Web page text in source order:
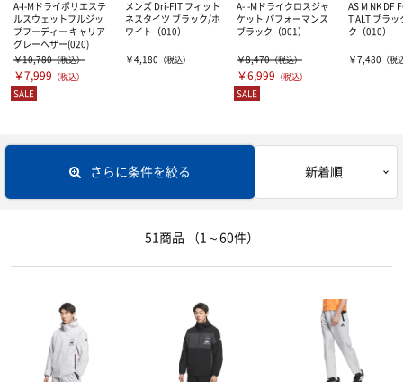
オフピッチシューズ・サンダル
ジュニアスパイク
海外クラブチーム
オフィシャルマーキング
ポロシャツ
プラクティスパンツ
ショートソックス
トレーニングジャージ
スウェット
ジュニア用品
ジュニアスパイク
ジュニアインドアシューズ
ゴールキーパー
GKグローブ
レフリーウェアー
レフリーグッズ
サッカーボール5号球
フットサルボール
リフティング・マスコットボール
バックパック（リュック）
遠征バッグ
トート・ショルダー・ミニバッグ
アクセサリー・グッズ
キャップ
フットボール2026福袋
インナーウェア―
A-I-Mドライポリエステ
ルスウェットフルジッ
プフーディー キャリア
グレーヘザー(020)
￥10,780（税込）
￥7,999 （税込）
SALE
メンズ Dri-FIT フィット
ネスタイツ ブラック/ホ
ワイト（010）
￥4,180 （税込）
A-I-Mドライクロスジャ
ケット パフォーマンス
ブラック（001）
￥8,470（税込）
￥6,999 （税込）
SALE
AS M NK DF
T ALT ブラ
ク（010）
￥7,480 （税
51商品 （1～60件）
さらに条件を絞る 新着順